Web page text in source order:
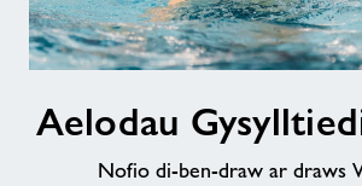
Gysylltiedig
‘Aqua’
Aelodau
Nofio di-ben-draw ar draws